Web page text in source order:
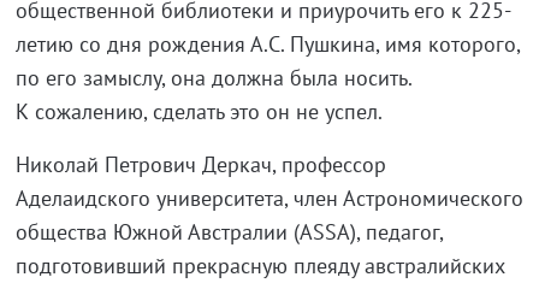
общественной библиотеки и приурочить его к 225-
летию со дня рождения А.С. Пушкина, имя которого,
по его замыслу, она должна была носить.
К сожалению, сделать это он не успел.
Николай Петрович Деркач, профессор
Аделаидского университета, член Астрономического
общества Южной Австралии (ASSA), педагог,
подготовивший прекрасную плеяду австралийских